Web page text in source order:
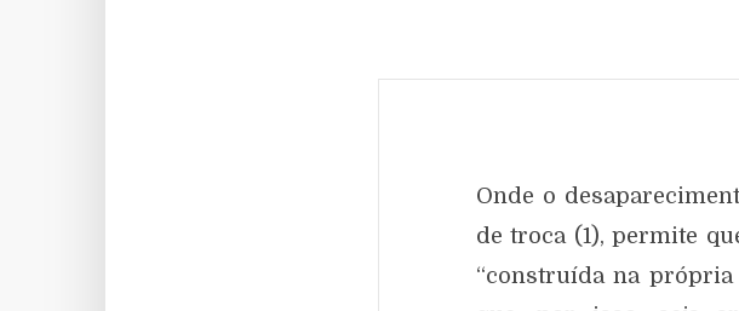
Onde o
de troca (1), permite
“construída na